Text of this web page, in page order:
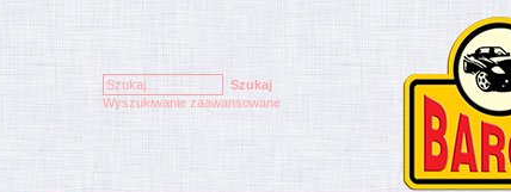
Wyszukiwanie zaawansowane